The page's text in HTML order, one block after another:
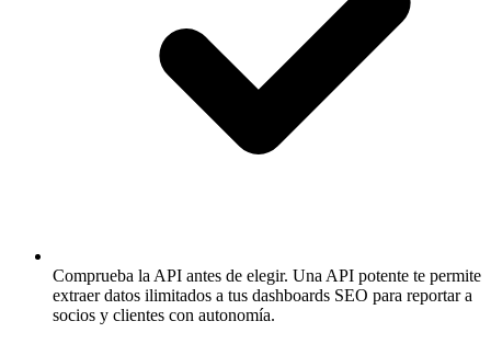
Comprueba la API antes de elegir. Una API potente te permite
extraer datos ilimitados a tus dashboards SEO para reportar a
socios y clientes con autonomía.